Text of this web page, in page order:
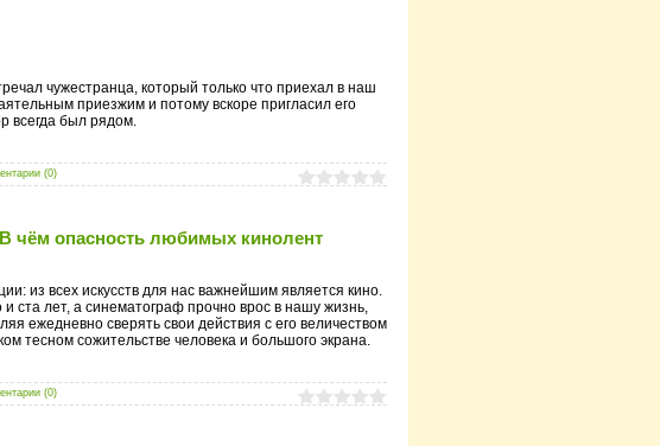
чужестранца, который только что приехал в наш
приезжим и потому вскоре пригласил его
всегда был рядом.
(0)
чём опасность любимых кинолент
из всех искусств для нас важнейшим является кино.
ста лет, а синематограф прочно врос в нашу жизнь,
ежедневно сверять свои действия с его величеством
тесном сожительстве человека и большого экрана.
(0)